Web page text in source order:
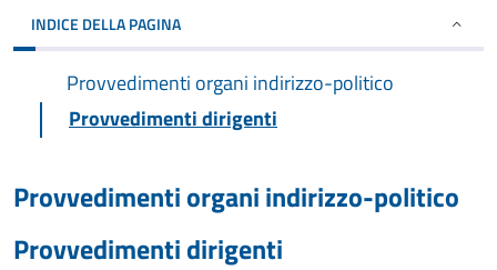
INDICE DELLA PAGINA
Provvedimenti organi indirizzo-politico
Provvedimenti dirigenti
Provvedimenti organi indirizzo-politico
Provvedimenti dirigenti